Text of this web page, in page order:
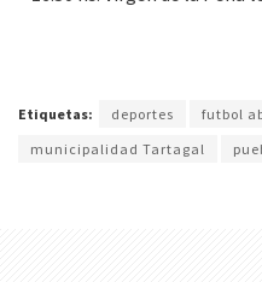
Etiquetas: deportes
futbol
municipalidad Tartagal